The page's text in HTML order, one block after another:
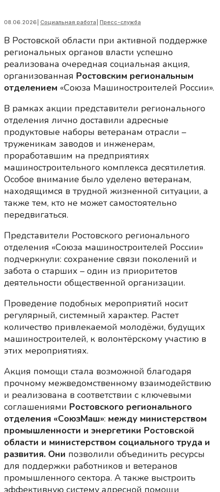
08.06.2026 Социальная работа Пресс-служба
В Ростовской области при активной поддержке
региональных органов власти успешно
реализована очередная социальная акция,
организованная Ростовским региональным
отделением «Союза Машиностроителей России».
В рамках акции представители регионального
отделения лично доставили адресные
продуктовые наборы ветеранам отрасли –
труженикам заводов и инженерам,
проработавшим на предприятиях
машиностроительного комплекса десятилетия.
Особое внимание было уделено ветеранам,
находящимся в трудной жизненной ситуации, а
также тем, кто не может самостоятельно
передвигаться.
Представители Ростовского регионального
отделения «Союза машиностроителей России»
подчеркнули: сохранение связи поколений и
забота о старших – один из приоритетов
деятельности общественной организации.
Проведение подобных мероприятий носит
регулярный, системный характер. Растет
количество привлекаемой молодёжи, будущих
машиностроителей, к волонтёрскому участию в
этих мероприятиях.
Акция помощи стала возможной благодаря
прочному межведомственному взаимодействию
и реализована в соответствии с ключевыми
соглашениями Ростовского регионального
отделения «СоюзМаш»: между министерством
промышленности и энергетики Ростовской
области и министерством социального труда и
развития. Они позволили объединить ресурсы
для поддержки работников и ветеранов
промышленного сектора. А также выстроить